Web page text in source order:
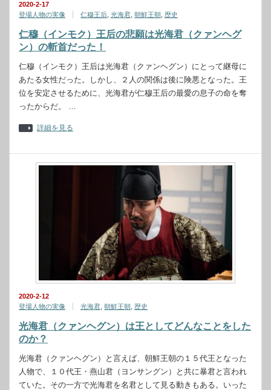
2020-2-17
登場人物の実像
仁穆王后 光海君 朝鮮王朝 歴史
仁穆（インモク）王后の悲願は光海君（クァンヘグ
ン）の斬首だった！
仁穆（インモク）王后は光海君（クァンヘグン）にとって継母に
あたる女性だった。しかし、２人の関係は後に険悪となった。王
位を安定させるために、光海君が仁穆王后の最愛の息子の命を奪
ったからだ。 …
詳細を見る
2020-2-12
登場人物の実像
光海君 朝鮮王朝 歴史
光海君（クァンヘグン）は王としてどんなことをした
のか？
光海君（クァンヘグン）と言えば、朝鮮王朝の１５代王となった
人物で、１０代王・燕山君（ヨンサングン）と共に暴君と言われ
ていた。その一方で光海君を名君として見る動きもある。いった